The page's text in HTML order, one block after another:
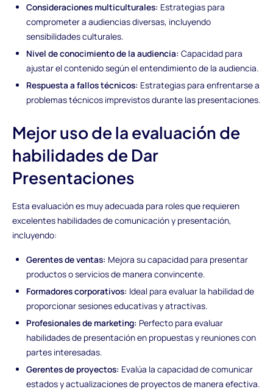
Consideraciones multiculturales: Estrategias para
comprometer a audiencias diversas, incluyendo
sensibilidades culturales.
Nivel de conocimiento de la audiencia: Capacidad para
ajustar el contenido según el entendimiento de la audiencia.
Respuesta a fallos técnicos: Estrategias para enfrentarse a
problemas técnicos imprevistos durante las presentaciones.
Mejor uso de la evaluación de
habilidades de Dar
Presentaciones
Esta evaluación es muy adecuada para roles que requieren
excelentes habilidades de comunicación y presentación,
incluyendo:
Gerentes de ventas: Mejora su capacidad para presentar
productos o servicios de manera convincente.
Formadores corporativos: Ideal para evaluar la habilidad de
proporcionar sesiones educativas y atractivas.
Profesionales de marketing: Perfecto para evaluar
habilidades de presentación en propuestas y reuniones con
partes interesadas.
Gerentes de proyectos: Evalúa la capacidad de comunicar
estados y actualizaciones de proyectos de manera efectiva.